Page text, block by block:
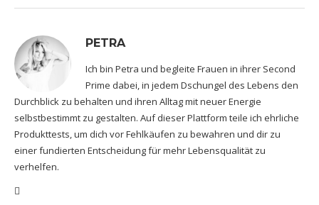
PETRA
Ich bin Petra und begleite Frauen in ihrer Second
Prime dabei, in jedem Dschungel des Lebens den
Durchblick zu behalten und ihren Alltag mit neuer Energie
selbstbestimmt zu gestalten. Auf dieser Plattform teile ich ehrliche
Produkttests, um dich vor Fehlkäufen zu bewahren und dir zu
einer fundierten Entscheidung für mehr Lebensqualität zu
verhelfen.